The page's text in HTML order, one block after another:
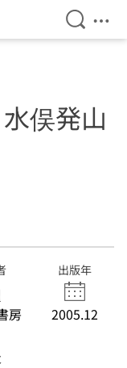
検索を
メ
俣発山
房
出版年
2005.12